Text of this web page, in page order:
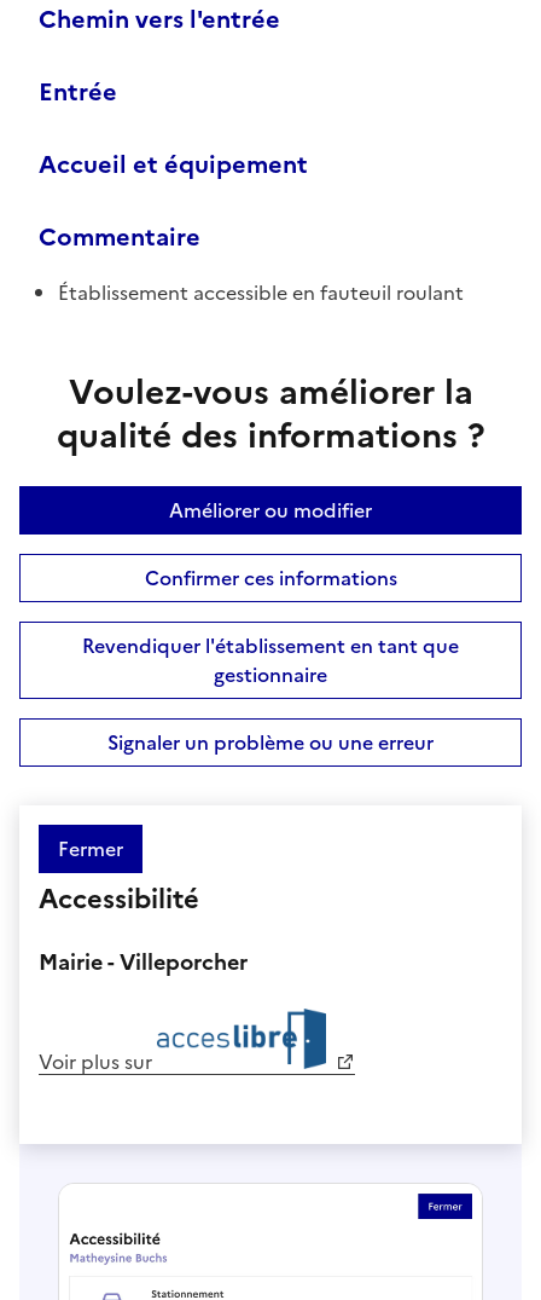
Chemin vers l'entrée
Entrée
Accueil et équipement
Commentaire
Établissement accessible en fauteuil roulant
Voulez-vous améliorer la
qualité des informations ?
Améliorer ou modifier
Confirmer ces informations
Revendiquer l'établissement en tant que
gestionnaire
Signaler un problème ou une erreur
Fermer
Accessibilité
Mairie - Villeporcher
Voir plus sur